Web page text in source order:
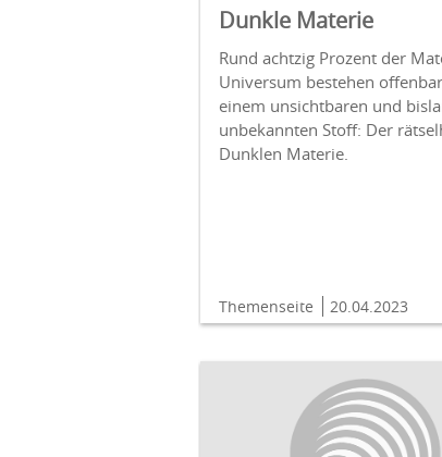
Dunkle Materie
Rund achtzig Prozent der
Universum bestehen
einem unsichtbaren und
unbekannten Stoff: Der
Dunklen Materie.
Themenseite 20.04.2023